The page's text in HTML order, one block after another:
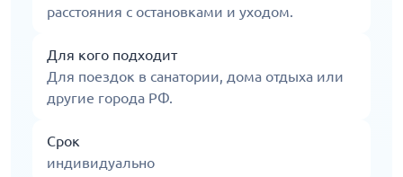
расстояния с остановками и уходом.
Для кого подходит
Для поездок в санатории, дома отдыха или
другие города РФ.
Срок
индивидуально